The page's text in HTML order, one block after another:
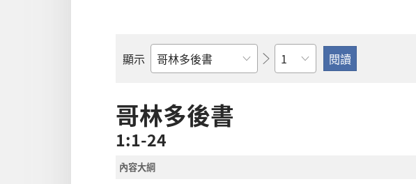
顯示
聖
經
卷
章
哥林多後書
1:1-24
內容大綱